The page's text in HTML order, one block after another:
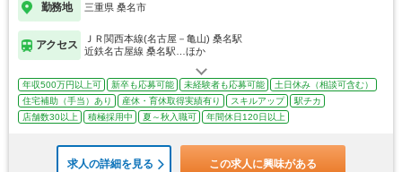
勤務地 三重県 桑名市
アクセス
ＪＲ関西本線(名古屋－亀山) 桑名駅
近鉄名古屋線 桑名駅…ほか
年収500万円以上可 新卒も応募可能 未経験者も応募可能
土日休み（相談可含む）
住宅補助（手当）あり
産休・育休取得実績有り スキルアップ
駅チカ
店舗数30以上
積極採用中 夏～秋入職可 年間休日120日以上
求人の詳細を見る この求人に興味がある